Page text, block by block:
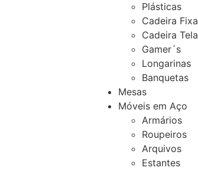
Plásticas
Cadeira Fixa
Cadeira Tela
Gamer´s
Longarinas
Banquetas
Mesas
Móveis em Aço
Armários
Roupeiros
Arquivos
Estantes